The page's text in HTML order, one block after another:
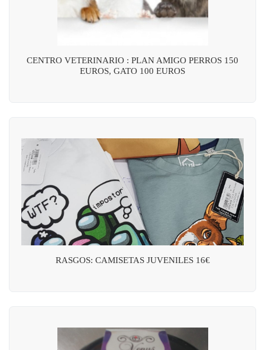
CENTRO VETERINARIO : PLAN AMIGO PERROS 150
EUROS, GATO 100 EUROS
RASGOS: CAMISETAS JUVENILES 16€